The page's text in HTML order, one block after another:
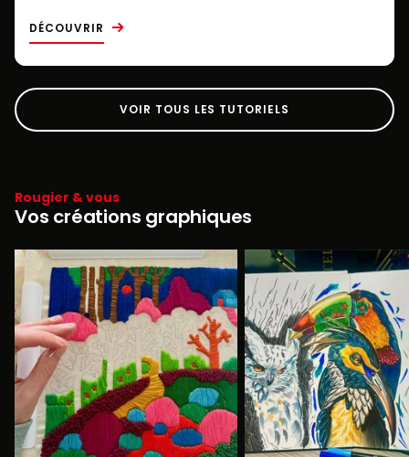
DÉCOUVRIR
VOIR TOUS LES TUTORIELS
Rougier & vous
Vos créations graphiques